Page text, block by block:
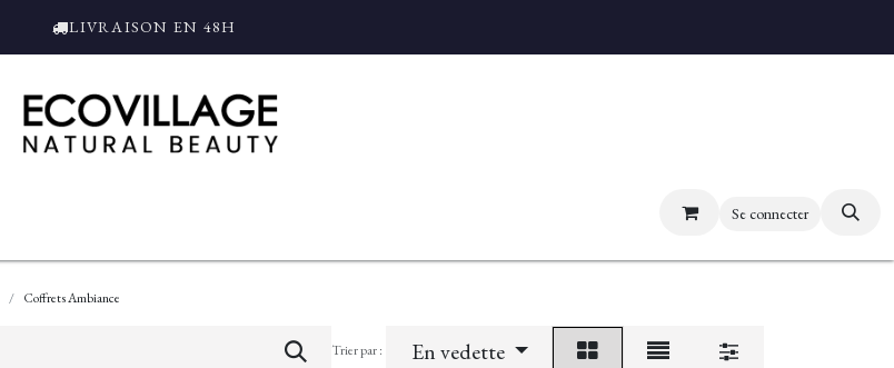
LIVRAISON EN 48H
Se connecter
Coffrets Ambiance
Trier par : En vedette